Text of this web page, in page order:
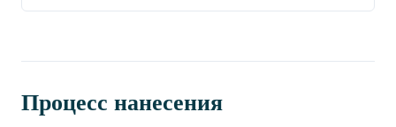
Процесс нанесения